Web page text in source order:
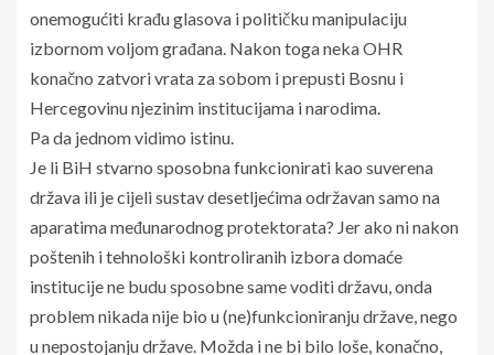
onemogućiti krađu glasova i političku manipulaciju
izbornom voljom građana. Nakon toga neka OHR
konačno zatvori vrata za sobom i prepusti Bosnu i
Hercegovinu njezinim institucijama i narodima.
Pa da jednom vidimo istinu.
Je li BiH stvarno sposobna funkcionirati kao suverena
država ili je cijeli sustav desetljećima održavan samo na
aparatima međunarodnog protektorata? Jer ako ni nakon
poštenih i tehnološki kontroliranih izbora domaće
institucije ne budu sposobne same voditi državu, onda
problem nikada nije bio u (ne)funkcioniranju države, nego
u nepostojanju države. Možda i ne bi bilo loše, konačno,